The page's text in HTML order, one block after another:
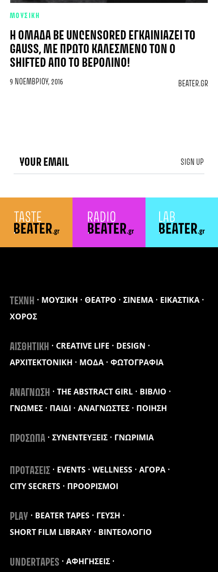
ΜΟΥΣΙΚΗ
Η ΟΜΆΔΑ BE UNCENSORED ΕΓΚΑΙΝΙΆΖΕΙ ΤΟ
GAUSS, ΜΕ ΠΡΏΤΟ ΚΑΛΕΣΜΈΝΟ ΤΟΝ Ο
SHIFTED ΑΠΌ ΤΟ ΒΕΡΟΛΊΝΟ!
9 ΝΟΕΜΒΡΊΟΥ, 2016 BEATER.GR
ΤΕΧΝΗ ΜΟΥΣΙΚΗ ΘΕΑΤΡΟ ΣΙΝΕΜΑ
ΕΙΚΑΣΤΙΚΑ
ΧΟΡΟΣ
ΑΙΣΘΗΤΙΚΗ CREATIVE LIFE
DESIGN
ΑΡΧΙΤΕΚΤΟΝΙΚΗ
ΜΟΔΑ ΦΩΤΟΓΡΑΦΙΑ
ΑΝΑΓΝΩΣΗ THE ABSTRACT GIRL
ΒΙΒΛΙΟ
ΓΝΩΜΕΣ
ΠΑΙΔΙ ΑΝΑΓΝΩΣΤΕΣ ΠΟΙΗΣΗ
ΠΡΟΣΩΠΑ ΣΥΝΕΝΤΕΥΞΕΙΣ ΓΝΩΡΙΜΙΑ
ΠΡΟΤΑΣΕΙΣ EVENTS WELLNESS
ΑΓΟΡΑ
CITY SECRETS
ΠΡΟΟΡΙΣΜΟΙ
PLAY BEATER TAPES
ΓΕΥΣΗ
SHORT FILM LIBRARY
ΒΙΝΤΕΟΛΟΓΙΟ
UNDERTAPES
ΑΦΗΓΗΣΕΙΣ
SIGN UP